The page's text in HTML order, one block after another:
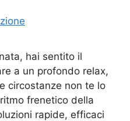
hai sentito il
a un profondo relax,
circostanze non te lo
frenetico della
rapide, efficaci